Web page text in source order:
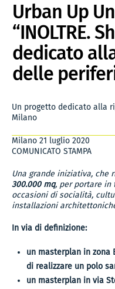
Urban Up
“INOLTRE.
dedicato
delle
Un progetto dedicato alla
Milano
Milano 21 luglio 2020
COMUNICATO STAMPA
Una grande iniziativa, che
300.000 mq, per portare
occasioni di socialità,
installazioni
In via di definizione:
un masterplan in zona
di realizzare un polo
un masterplan in via